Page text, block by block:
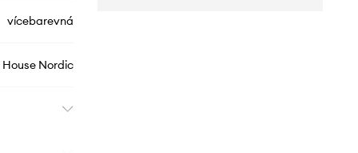
vícebarevná
House Nordic